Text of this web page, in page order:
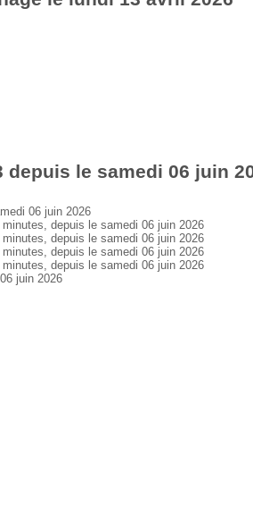
depuis le samedi 06 juin
06 juin 2026
depuis le samedi 06 juin 2026
depuis le samedi 06 juin 2026
depuis le samedi 06 juin 2026
depuis le samedi 06 juin 2026
juin 2026